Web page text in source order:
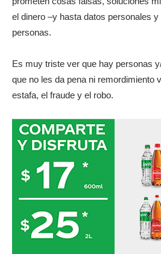
el dinero –y hasta datos personales
personas.
Es muy triste ver que hay personas
que no les da pena ni remordimiento
estafa, el fraude y el robo.